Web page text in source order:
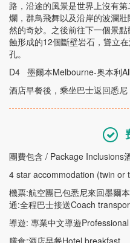
路，沿途的風景是世界上沒有
爛，群鳥飛舞以及沿岸的波瀾
然的奇妙。之後前往下一個景
蝕形成的12個斷壁岩石，聳立
孔。
D4 墨爾本Melbourne-奥本利
酒店早餐後，乘坐巴士返回悉尼
團費包含 / Package Inclusions
4 star accommodation (twin or
機票:航空團已包悉尼來回墨爾
通:全程巴士接送Coach
導遊: 專業中文導遊